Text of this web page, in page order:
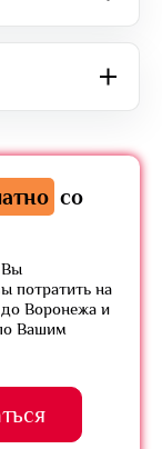
со
Вы
потратить на
до Воронежа и
Вашим